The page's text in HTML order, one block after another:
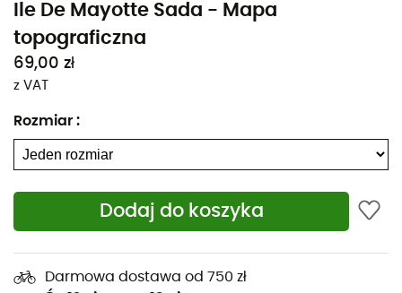
Ile De Mayotte Sada - Mapa
topograficzna
69,00 zł
z VAT
Rozmiar :
Dodaj do koszyka
Darmowa dostawa od 750 zł
długą wyprawę, mapa topograficzna IGN Ile De Mayotte
Sada będzie cennym wsparciem podczas przygotowań i